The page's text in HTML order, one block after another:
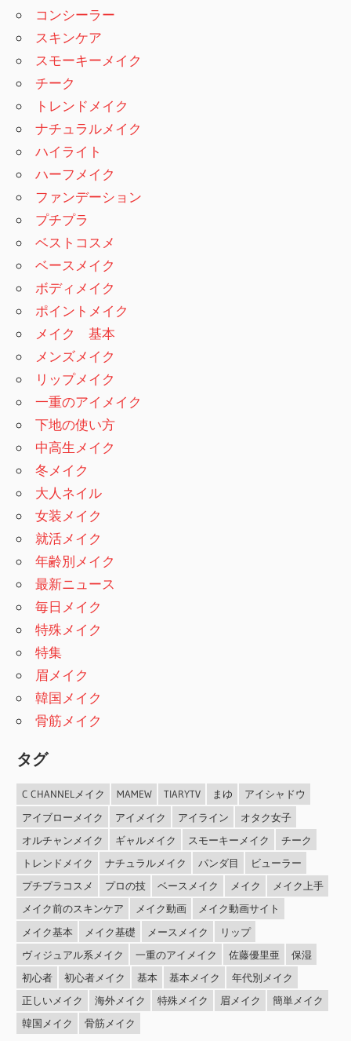
コンシーラー
スキンケア
スモーキーメイク
チーク
トレンドメイク
ナチュラルメイク
ハイライト
ハーフメイク
ファンデーション
プチプラ
ベストコスメ
ベースメイク
ボディメイク
ポイントメイク
メイク 基本
メンズメイク
リップメイク
一重のアイメイク
下地の使い方
中高生メイク
冬メイク
大人ネイル
女装メイク
就活メイク
年齢別メイク
最新ニュース
毎日メイク
特殊メイク
特集
眉メイク
韓国メイク
骨筋メイク
タグ
C CHANNELメイク MAMEW TIARYTV まゆ
アイシャドウ
アイブローメイク
アイメイク アイライン
オタク女子
オルチャンメイク
ギャルメイク スモーキーメイク
チーク
トレンドメイク
ナチュラルメイク パンダ目
ビューラー
プチプラコスメ
プロの技 ベースメイク メイク
メイク上手
メイク前のスキンケア
メイク動画
メイク動画サイト
メイク基本
メイク基礎 メースメイク
リップ
ヴィジュアル系メイク
一重のアイメイク 佐藤優里亜
保湿
初心者
初心者メイク 基本 基本メイク
年代別メイク
正しいメイク
海外メイク 特殊メイク 眉メイク
簡単メイク
韓国メイク
骨筋メイク